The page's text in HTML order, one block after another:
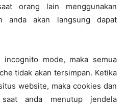
orang lain menggunakan
anda akan langsung dapat
incognito mode, maka semua
tidak akan tersimpan. Ketika
website, maka cookies dan
anda menutup jendela